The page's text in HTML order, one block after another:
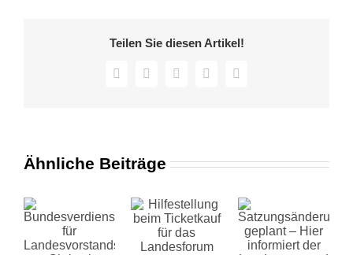
Teilen Sie diesen Artikel!
Facebook
X PinterestVk
E-
Ähnliche Beiträge